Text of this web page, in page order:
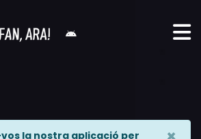
la nostra aplicació per